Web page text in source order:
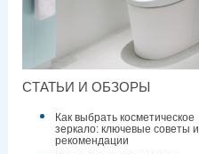
СТАТЬИ И ОБЗОРЫ
Как выбрать косметическое
зеркало: ключевые советы и
рекомендации